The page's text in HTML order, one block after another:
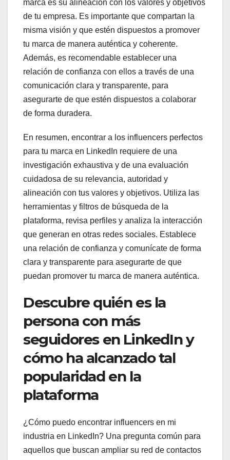
marca es su alineación con los valores y objetivos
de tu empresa. Es importante que compartan la
misma visión y que estén dispuestos a promover
tu marca de manera auténtica y coherente.
Además, es recomendable establecer una
relación de confianza con ellos a través de una
comunicación clara y transparente, para
asegurarte de que estén dispuestos a colaborar
de forma duradera.
En resumen, encontrar a los influencers perfectos
para tu marca en LinkedIn requiere de una
investigación exhaustiva y de una evaluación
cuidadosa de su relevancia, autoridad y
alineación con tus valores y objetivos. Utiliza las
herramientas y filtros de búsqueda de la
plataforma, revisa perfiles y analiza la interacción
que generan en otras redes sociales. Establece
una relación de confianza y comunícate de forma
clara y transparente para asegurarte de que
puedan promover tu marca de manera auténtica.
Descubre quién es la
persona con más
seguidores en LinkedIn y
cómo ha alcanzado tal
popularidad en la
plataforma
¿Cómo puedo encontrar influencers en mi
industria en LinkedIn? Una pregunta común para
aquellos que buscan ampliar su red de contactos